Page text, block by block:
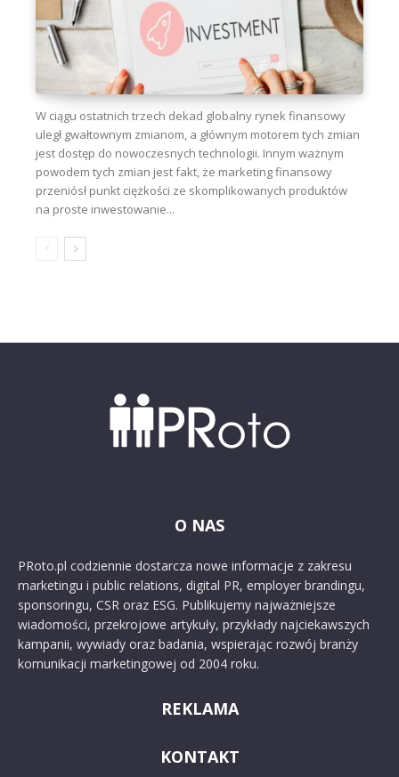
W ciągu ostatnich trzech dekad globalny rynek finansowy
uległ gwałtownym zmianom, a głównym motorem tych zmian
jest dostęp do nowoczesnych technologii. Innym ważnym
powodem tych zmian jest fakt, że marketing finansowy
przeniósł punkt ciężkości ze skomplikowanych produktów
na proste inwestowanie...
O NAS
PRoto.pl codziennie dostarcza nowe informacje z zakresu
marketingu i public relations, digital PR, employer brandingu,
sponsoringu, CSR oraz ESG. Publikujemy najważniejsze
wiadomości, przekrojowe artykuły, przykłady najciekawszych
kampanii, wywiady oraz badania, wspierając rozwój branży
komunikacji marketingowej od 2004 roku.
REKLAMA
KONTAKT